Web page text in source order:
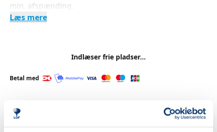
min. afspænding.
Læs mere
Indlæser frie pladser...
Betal med
Priser